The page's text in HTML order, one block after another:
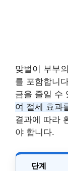
맞벌이 부부
를 포함합니
금을 줄일 수
여 절세 효과
결과에 따라
야 합니다.
단계